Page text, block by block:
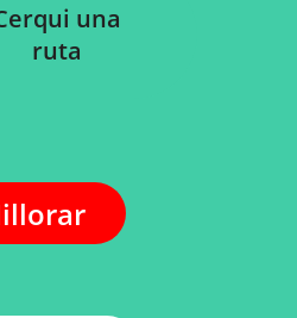
una
ruta